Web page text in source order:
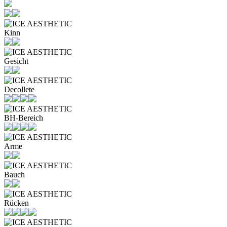
Kinn
Gesicht
Decollete
BH-Bereich
Arme
Bauch
Rücken